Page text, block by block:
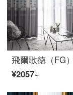
¥2057~